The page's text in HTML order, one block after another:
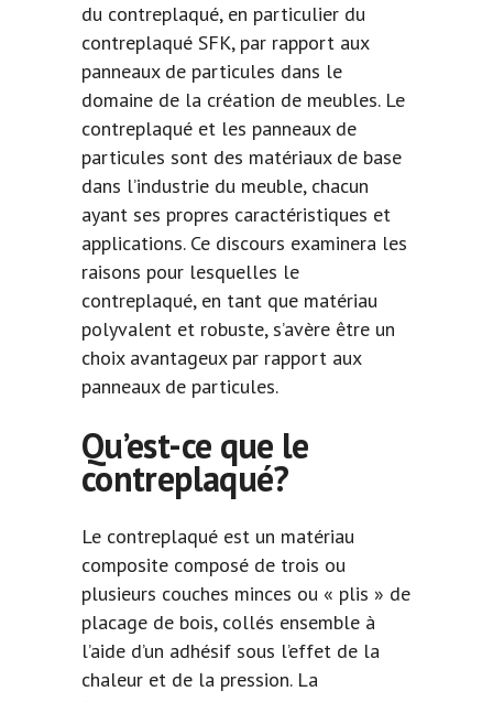
du contreplaqué, en particulier du
contreplaqué SFK, par rapport aux
panneaux de particules dans le
domaine de la création de meubles. Le
contreplaqué et les panneaux de
particules sont des matériaux de base
dans l’industrie du meuble, chacun
ayant ses propres caractéristiques et
applications. Ce discours examinera les
raisons pour lesquelles le
contreplaqué, en tant que matériau
polyvalent et robuste, s’avère être un
choix avantageux par rapport aux
panneaux de particules.
Qu’est-ce que le
contreplaqué?
Le contreplaqué est un matériau
composite composé de trois ou
plusieurs couches minces ou « plis » de
placage de bois, collés ensemble à
l’aide d’un adhésif sous l’effet de la
chaleur et de la pression. La